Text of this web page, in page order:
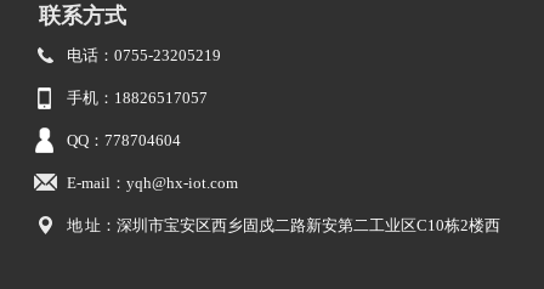
联系方式
电话：0755-23205219
手机：18826517057
QQ：778704604
E-mail：yqh@hx-iot.com
地 址：深圳市宝安区西乡固戍二路新安第二工业区C10栋2楼西